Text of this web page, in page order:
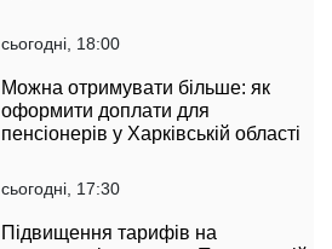
сьогодні, 18:00
Можна отримувати більше: як
оформити доплати для
пенсіонерів у Харківській області
сьогодні, 17:30
Підвищення тарифів на